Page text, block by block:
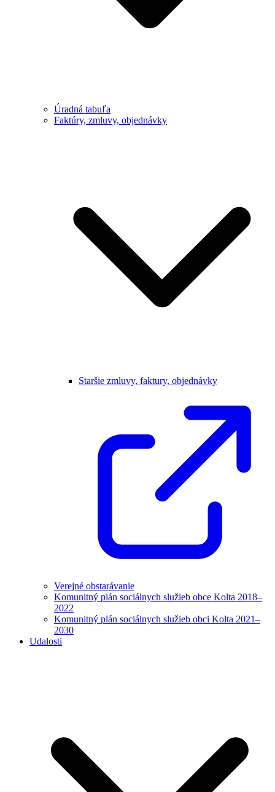
Úradná tabuľa
Faktúry, zmluvy, objednávky
Staršie zmluvy, faktury, objednávky
Verejné obstarávanie
Komunitný plán sociálnych služieb obce Kolta 2018–
2022
Komunitný plán sociálnych služieb obci Kolta 2021–
2030
Udalosti